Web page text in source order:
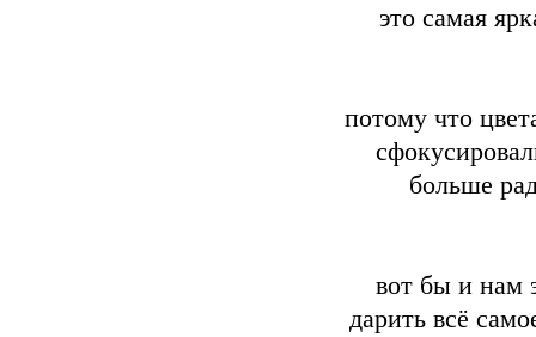
это самая
потому что
больше
вот бы и нам
дарить всё